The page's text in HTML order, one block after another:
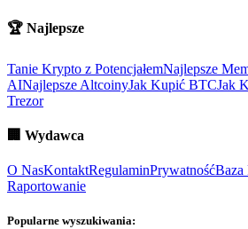
🏆 Najlepsze
Tanie Krypto z PotencjałemNajlepsze
AINajlepsze AltcoinyJak Kupić BTCJak
Trezor
🏢 Wydawca
O NasKontaktRegulaminPrywatnośćBaza
Raportowanie
Popularne wyszukiwania: